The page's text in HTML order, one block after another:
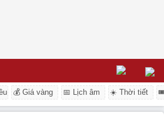
💰 Giá vàng 📅 Lịch âm ☀️ Thời tiết